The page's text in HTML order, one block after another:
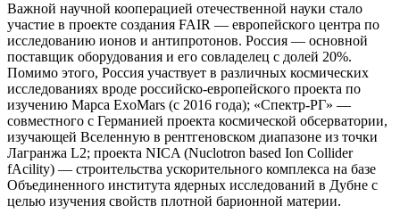
Важной научной кооперацией отечественной науки стало
участие в проекте создания FAIR — европейского центра по
исследованию ионов и антипротонов. Россия — основной
поставщик оборудования и его совладелец с долей 20%.
Помимо этого, Россия участвует в различных космических
исследованиях вроде российско-европейского проекта по
изучению Марса ExoMars (с 2016 года); «Спектр-РГ» —
совместного с Германией проекта космической обсерватории,
изучающей Вселенную в рентгеновском диапазоне из точки
Лагранжа L2; проекта NICA (Nuclotron based Ion Collider
fAcility) — строительства ускорительного комплекса на базе
Объединенного института ядерных исследований в Дубне с
целью изучения свойств плотной барионной материи.